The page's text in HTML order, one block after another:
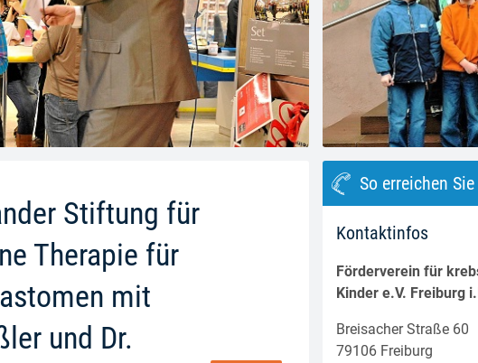
hilft.de/htdocs-ssl/
framework/
on line
Stiftung für
Therapie für
mit
und Dr.
So erreichen
Kontaktinfos
Förderverein für
Kinder e.V. Freiburg
Breisacher Straße 60
79106 Freiburg